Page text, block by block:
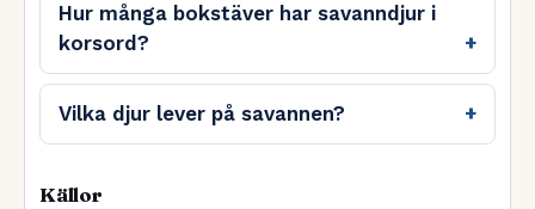
Hur många bokstäver har savanndjur i
korsord?
Vilka djur lever på savannen?
Källor